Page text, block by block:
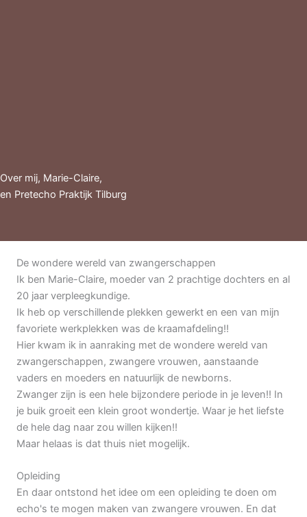
Over mij, Marie-Claire,
en Pretecho Praktijk Tilburg
De wondere wereld van zwangerschappen
Ik ben Marie-Claire, moeder van 2 prachtige dochters en al
20 jaar verpleegkundige.
Ik heb op verschillende plekken gewerkt en een van mijn
favoriete werkplekken was de kraamafdeling!!
Hier kwam ik in aanraking met de wondere wereld van
zwangerschappen, zwangere vrouwen, aanstaande
vaders en moeders en natuurlijk de newborns.
Zwanger zijn is een hele bijzondere periode in je leven!! In
je buik groeit een klein groot wondertje. Waar je het liefste
de hele dag naar zou willen kijken!!
Maar helaas is dat thuis niet mogelijk.
Opleiding
En daar ontstond het idee om een opleiding te doen om
echo's te mogen maken van zwangere vrouwen. En dat